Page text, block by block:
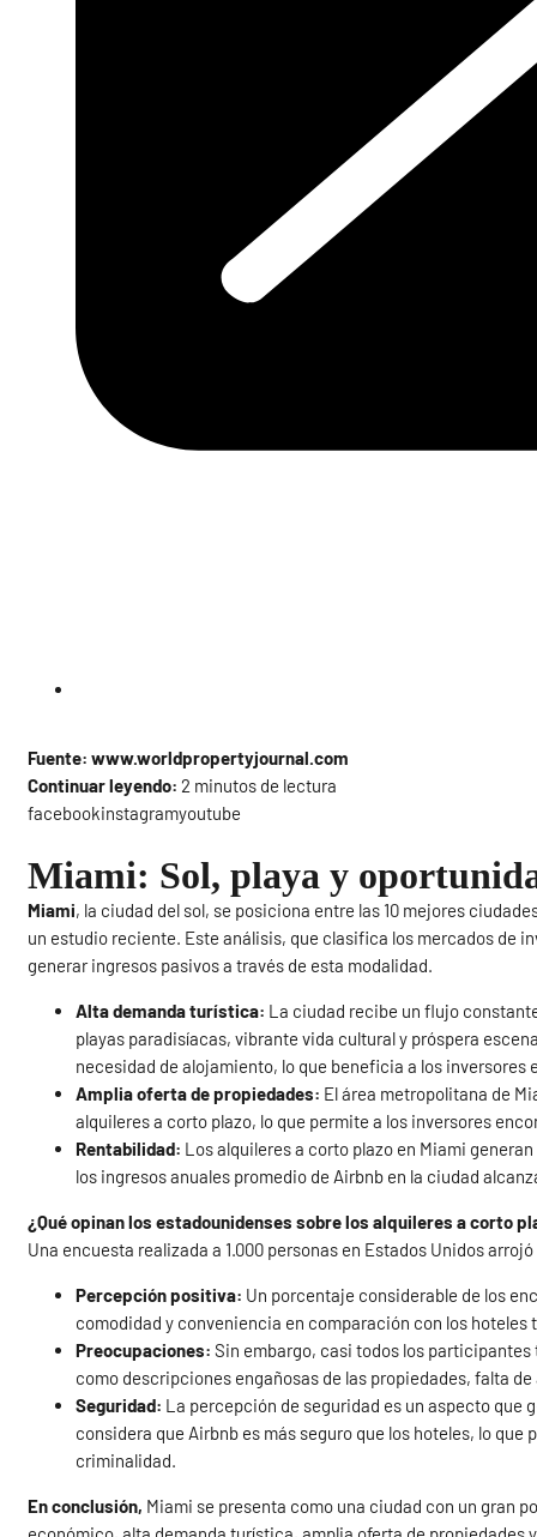
Fuente: www.worldpropertyjournal.com
Continuar leyendo: 2 minutos de lectura
facebookinstagramyoutube
Miami: Sol, playa y
Miami, la ciudad del sol, se posiciona entre las 10 mejores
un estudio reciente. Este análisis, que clasifica los mercados de
generar ingresos pasivos a través de esta modalidad.
Alta demanda turística: La ciudad recibe un flujo
playas paradisíacas, vibrante vida cultural y próspera
necesidad de alojamiento, lo que beneficia a los inversores
Amplia oferta de propiedades: El área metropolitana de
alquileres a corto plazo, lo que permite a los inversores
Rentabilidad: Los alquileres a corto plazo en Miami
los ingresos anuales promedio de Airbnb en la ciudad
¿Qué opinan los estadounidenses sobre los alquileres a corto
Una encuesta realizada a 1.000 personas en Estados Unidos
Percepción positiva: Un porcentaje considerable de los
comodidad y conveniencia en comparación con los hoteles
Preocupaciones: Sin embargo, casi todos los
como descripciones engañosas de las propiedades, falta
Seguridad: La percepción de seguridad es un aspecto que
considera que Airbnb es más seguro que los hoteles, lo
criminalidad.
En conclusión, Miami se presenta como una ciudad con un gran